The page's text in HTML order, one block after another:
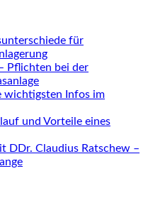
für
Pflichten bei der
wichtigsten Infos im
und Vorteile eines
DDr. Claudius Ratschew –